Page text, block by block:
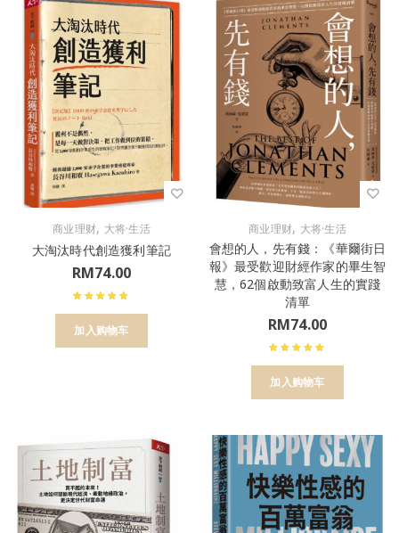
商业理财, 大将·生活
大淘汰時代創造獲利筆記
RM74.00
加入购物车
商业理财, 大将·生活
會想的人，先有錢：《華爾街日
報》最受歡迎財經作家的畢生智
慧，62個啟動致富人生的實踐
清單
RM74.00
加入购物车